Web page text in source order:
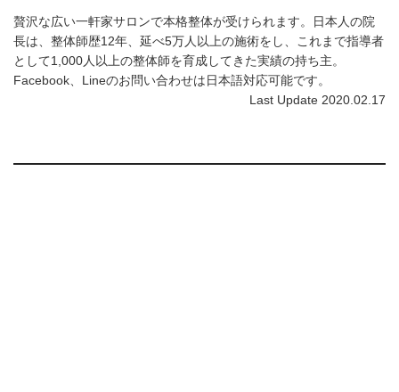
贅沢な広い一軒家サロンで本格整体が受けられます。日本人の院
長は、整体師歴12年、延べ5万人以上の施術をし、これまで指導者
として1,000人以上の整体師を育成してきた実績の持ち主。
Facebook、Lineのお問い合わせは日本語対応可能です。
Last Update 2020.02.17